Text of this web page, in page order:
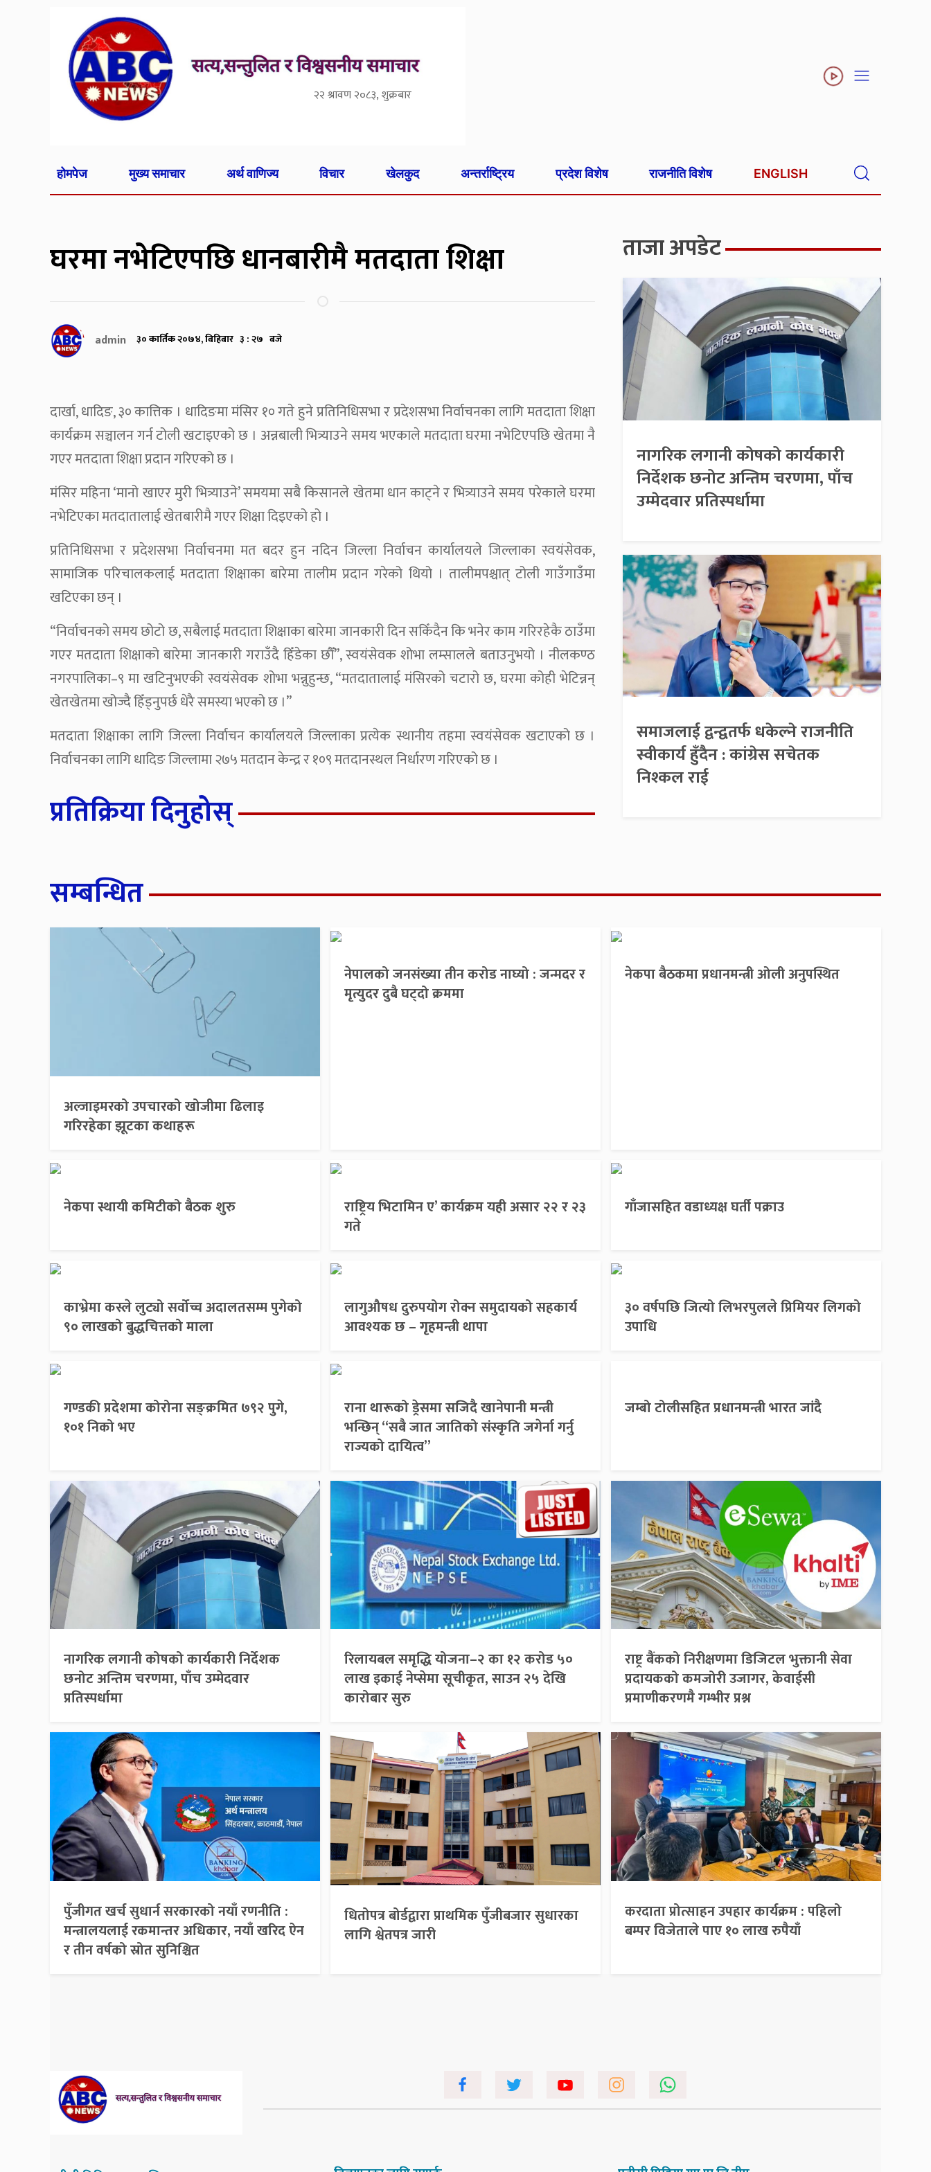
२२ श्रावण २०८३, शुक्रबार
होमपेज मुख्य समाचार अर्थ वाणिज्य विचार खेलकुद अन्तर्राष्ट्रिय प्रदेश विशेष राजनीति विशेष ENGLISH
घरमा नभेटिएपछि धानबारीमै मतदाता शिक्षा
admin ३० कार्तिक २०७४, बिहिबार ३ : २७ बजे
दार्खा, धादिङ, ३० कात्तिक । धादिङमा मंसिर १० गते हुने प्रतिनिधिसभा र प्रदेशसभा निर्वाचनका लागि मतदाता शिक्षा
कार्यक्रम सञ्चालन गर्न टोली खटाइएको छ । अन्नबाली भित्र्याउने समय भएकाले मतदाता घरमा नभेटिएपछि खेतमा नै
गएर मतदाता शिक्षा प्रदान गरिएको छ ।
मंसिर महिना ‘मानो खाएर मुरी भित्र्याउने’ समयमा सबै किसानले खेतमा धान काट्ने र भित्र्याउने समय परेकाले घरमा
नभेटिएका मतदातालाई खेतबारीमै गएर शिक्षा दिइएको हो ।
प्रतिनिधिसभा र प्रदेशसभा निर्वाचनमा मत बदर हुन नदिन जिल्ला निर्वाचन कार्यालयले जिल्लाका स्वयंसेवक,
सामाजिक परिचालकलाई मतदाता शिक्षाका बारेमा तालीम प्रदान गरेको थियो । तालीमपश्चात् टोली गाउँगाउँमा
खटिएका छन् ।
“निर्वाचनको समय छोटो छ, सबैलाई मतदाता शिक्षाका बारेमा जानकारी दिन सकिँदैन कि भनेर काम गरिरहेकै ठाउँमा
गएर मतदाता शिक्षाको बारेमा जानकारी गराउँदै हिँडेका छौँ”, स्वयंसेवक शोभा लम्सालले बताउनुभयो । नीलकण्ठ
नगरपालिका–९ मा खटिनुभएकी स्वयंसेवक शोभा भन्नुहुन्छ, “मतदातालाई मंसिरको चटारो छ, घरमा कोही भेटिन्नन्
खेतखेतमा खोज्दै हिँड्नुपर्छ धेरै समस्या भएको छ ।”
मतदाता शिक्षाका लागि जिल्ला निर्वाचन कार्यालयले जिल्लाका प्रत्येक स्थानीय तहमा स्वयंसेवक खटाएको छ ।
निर्वाचनका लागि धादिङ जिल्लामा २७५ मतदान केन्द्र र १०९ मतदानस्थल निर्धारण गरिएको छ ।
प्रतिक्रिया दिनुहोस्
ताजा अपडेट
नागरिक लगानी कोषको कार्यकारी
निर्देशक छनोट अन्तिम चरणमा, पाँच
उम्मेदवार प्रतिस्पर्धामा
समाजलाई द्वन्द्वतर्फ धकेल्ने राजनीति
स्वीकार्य हुँदैन : कांग्रेस सचेतक
निश्कल राई
सम्बन्धित
अल्जाइमरको उपचारको खोजीमा ढिलाइ
गरिरहेका झूटका कथाहरू
नेपालको जनसंख्या तीन करोड नाघ्यो : जन्मदर र
मृत्युदर दुबै घट्दो क्रममा
नेकपा बैठकमा प्रधानमन्त्री ओली अनुपस्थित
नेकपा स्थायी कमिटीको बैठक शुरु
राष्ट्रिय भिटामिन ए’ कार्यक्रम यही असार २२ र २३
गते
गाँजासहित वडाध्यक्ष घर्ती पक्राउ
काभ्रेमा कस्ले लुट्यो सर्वोच्च अदालतसम्म पुगेको
९० लाखको बुद्धचित्तको माला
लागुऔषध दुरुपयोग रोक्न समुदायको सहकार्य
आवश्यक छ – गृहमन्त्री थापा
३० वर्षपछि जित्यो लिभरपुलले प्रिमियर लिगको
उपाधि
गण्डकी प्रदेशमा कोरोना सङ्क्रमित ७९२ पुगे,
१०१ निको भए
राना थारूको ड्रेसमा सजिदै खानेपानी मन्त्री
भन्छिन् “सबै जात जातिको संस्कृति जगेर्ना गर्नु
राज्यको दायित्व”
जम्बो टोलीसहित प्रधानमन्त्री भारत जांदै
नागरिक लगानी कोषको कार्यकारी निर्देशक
छनोट अन्तिम चरणमा, पाँच उम्मेदवार
प्रतिस्पर्धामा
रिलायबल समृद्धि योजना–२ का १२ करोड ५०
लाख इकाई नेप्सेमा सूचीकृत, साउन २५ देखि
कारोबार सुरु
राष्ट्र बैंकको निरीक्षणमा डिजिटल भुक्तानी सेवा
प्रदायकको कमजोरी उजागर, केवाईसी
प्रमाणीकरणमै गम्भीर प्रश्न
पुँजीगत खर्च सुधार्न सरकारको नयाँ रणनीति :
मन्त्रालयलाई रकमान्तर अधिकार, नयाँ खरिद ऐन
र तीन वर्षको स्रोत सुनिश्चित
धितोपत्र बोर्डद्वारा प्राथमिक पुँजीबजार सुधारका
लागि श्वेतपत्र जारी
करदाता प्रोत्साहन उपहार कार्यक्रम : पहिलो
बम्पर विजेताले पाए १० लाख रुपैयाँ